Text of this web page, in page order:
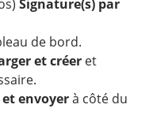
Signature(s) par
de bord.
et créer et
envoyerà côté du